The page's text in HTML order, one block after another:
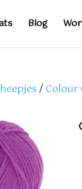
Blog
/Colour